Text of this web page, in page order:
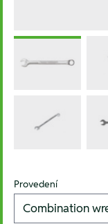
Provedení